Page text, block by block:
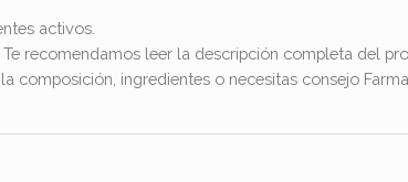
activos.
Te recomendamos leer la descripción completa del
composición, ingredientes o necesitas consejo